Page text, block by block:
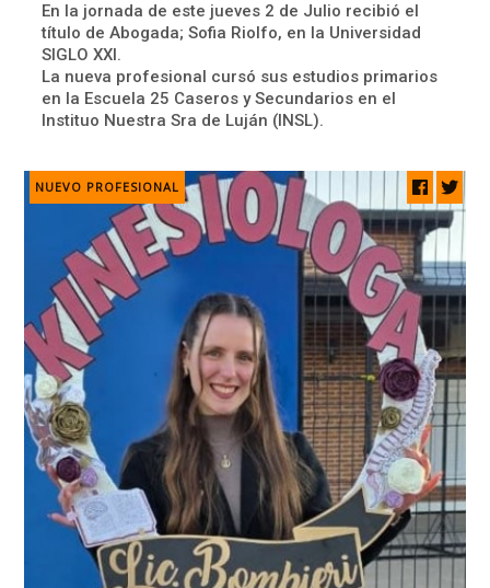
En la jornada de este jueves 2 de Julio recibió el
título de Abogada; Sofia Riolfo, en la Universidad
SIGLO XXI.
La nueva profesional cursó sus estudios primarios
en la Escuela 25 Caseros y Secundarios en el
Instituo Nuestra Sra de Luján (INSL).
NUEVO PROFESIONAL